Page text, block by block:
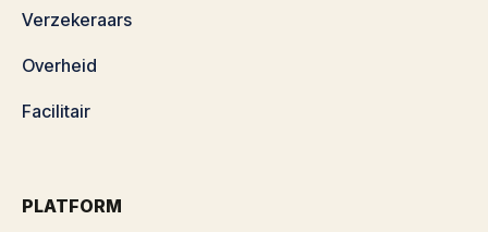
Verzekeraars
Overheid
Facilitair
PLATFORM